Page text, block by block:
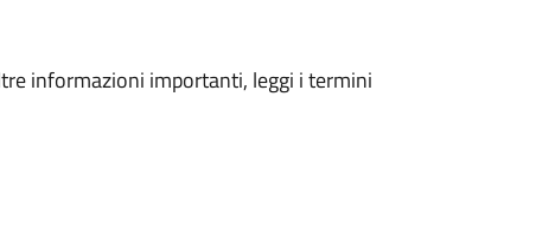
informazioni importanti, leggi i termini